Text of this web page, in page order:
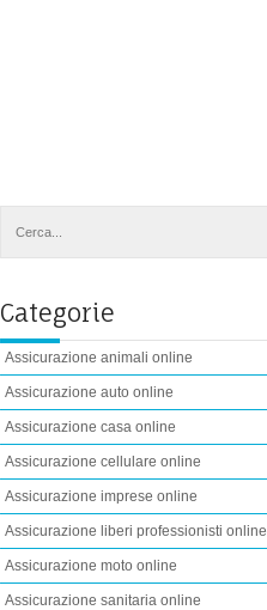
Categorie
Assicurazione animali online
Assicurazione auto online
Assicurazione casa online
Assicurazione cellulare online
Assicurazione imprese online
Assicurazione liberi professionisti online
Assicurazione moto online
Assicurazione sanitaria online